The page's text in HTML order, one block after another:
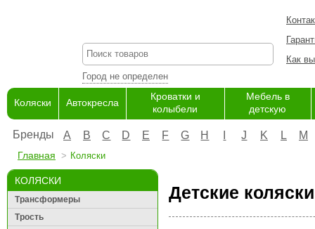
Город не определен
Как
Коляски Автокресла
Кроватки и
колыбели
Мебель в
детскую
Бренды A B C D E F G H J K L M
Главная Коляски
КОЛЯСКИ
Трансформеры
Трость
Детские коляски